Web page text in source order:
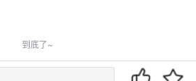
到底了~